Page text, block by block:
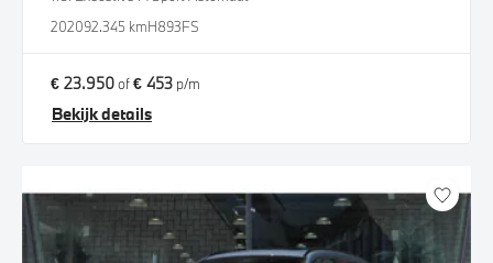
202092.345 kmH893FS
€ 23.950of€ 453 p/m
Bekijk details